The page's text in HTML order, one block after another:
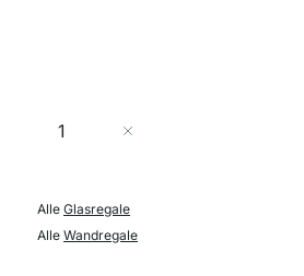
Menge
Alle Glasregale
Alle Wandregale